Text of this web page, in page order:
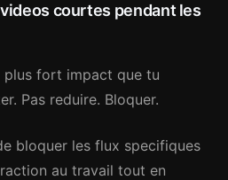
courtes pendant les
plus fort impact que tu
Pas reduire. Bloquer.
bloquer les flux specifiques
au travail tout en